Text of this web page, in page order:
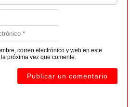
correo electrónico y web en este
próxima vez que comente.